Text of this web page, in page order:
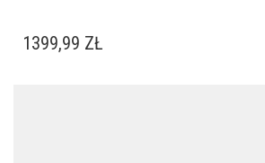
1399,99 ZŁ